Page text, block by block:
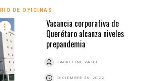
DE OFICINAS
Vacancia corporativa de
Querétaro alcanza niveles
prepandemia
JACKELINE VALLE
DICIEMBRE 26, 2022